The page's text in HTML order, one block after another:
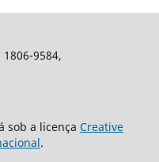
1806-9584,
sob a licença Creative
.